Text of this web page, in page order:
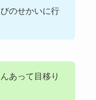
のせかいに行
あって目移り